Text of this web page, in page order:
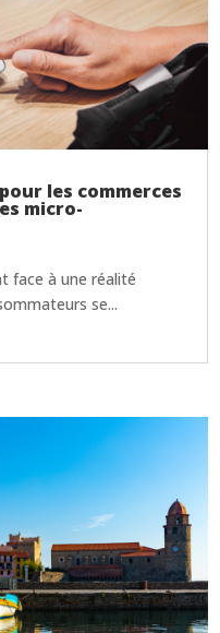
les commerces
micro-
face à une réalité
se...